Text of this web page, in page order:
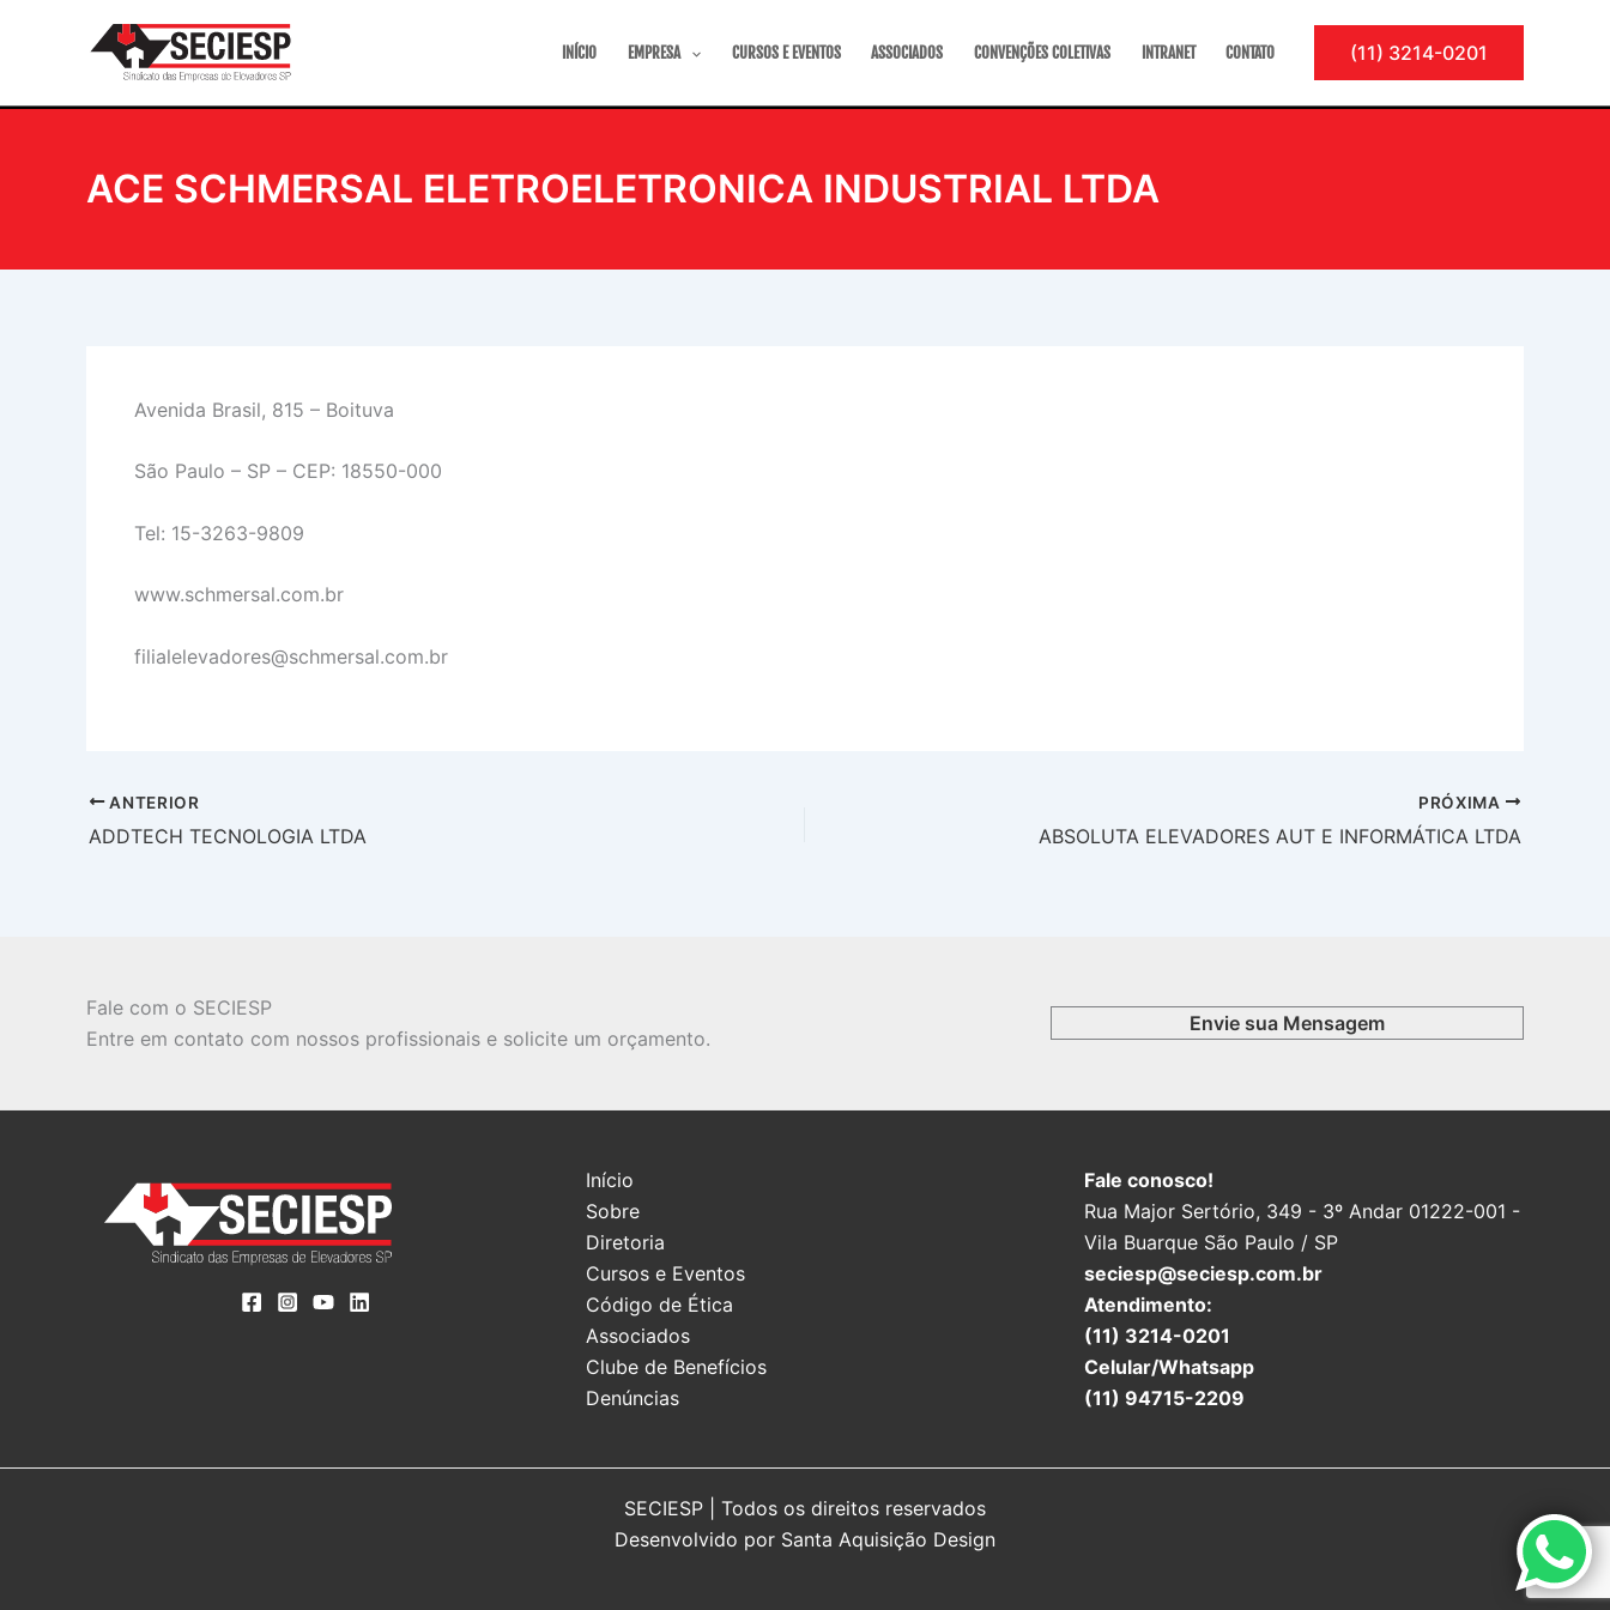
conteúdo
INÍCIO EMPRESA CURSOS E EVENTOS ASSOCIADOS CONVENÇÕES COLETIVAS INTRANET CONTATO (11) 3214-0201
ACE SCHMERSAL ELETROELETRONICA INDUSTRIAL LTDA
Avenida Brasil, 815 – Boituva
São Paulo – SP – CEP: 18550-000
Tel: 15-3263-9809
www.schmersal.com.br
filialelevadores@schmersal.com.br
ANTERIOR
ADDTECH TECNOLOGIA LTDA
PRÓXIMA
ABSOLUTA ELEVADORES AUT E INFORMÁTICA LTDA
Fale com o SECIESP
Entre em contato com nossos profissionais e solicite um orçamento.
Envie sua Mensagem
Início
Sobre
Diretoria
Cursos e Eventos
Código de Ética
Associados
Clube de Benefícios
Denúncias
Fale conosco!
Rua Major Sertório, 349 - 3º Andar 01222-001 -
Vila Buarque São Paulo / SP
seciesp@seciesp.com.br
Atendimento:
(11) 3214-0201
Celular/Whatsapp
(11) 94715-2209
SECIESP | Todos os direitos reservados
Desenvolvido por Santa Aquisição Design